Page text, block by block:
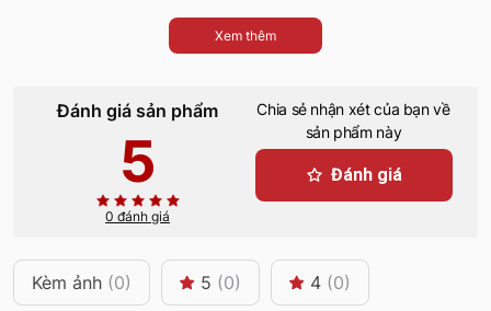
Xem thêm
Đánh giá sản phẩm
5
0 đánh giá
Chia sẻ nhận xét của bạn về
sản phẩm này
Đánh giá
Kèm ảnh (0) 5 (0) 4 (0)